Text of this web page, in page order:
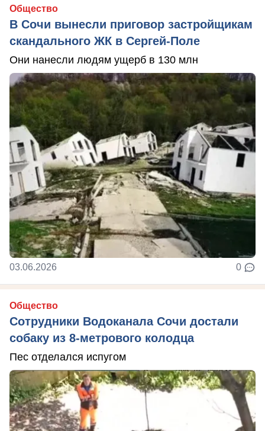
Общество
В Сочи вынесли приговор застройщикам
скандального ЖК в Сергей-Поле
Они нанесли людям ущерб в 130 млн
03.06.2026 0
Общество
Сотрудники Водоканала Сочи достали
собаку из 8-метрового колодца
Пес отделался испугом